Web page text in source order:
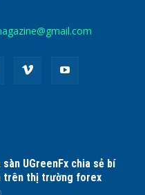
UGreenFx chia sẻ bí
trên thị trường forex